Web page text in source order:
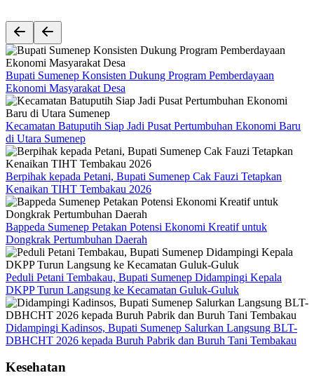
Bupati Sumenep Konsisten Dukung Program Pemberdayaan
Ekonomi Masyarakat Desa
Kecamatan Batuputih Siap Jadi Pusat Pertumbuhan Ekonomi Baru
di Utara Sumenep
Berpihak kepada Petani, Bupati Sumenep Cak Fauzi Tetapkan
Kenaikan TIHT Tembakau 2026
Bappeda Sumenep Petakan Potensi Ekonomi Kreatif untuk
Dongkrak Pertumbuhan Daerah
Peduli Petani Tembakau, Bupati Sumenep Didampingi Kepala
DKPP Turun Langsung ke Kecamatan Guluk-Guluk
Didampingi Kadinsos, Bupati Sumenep Salurkan Langsung BLT-
DBHCHT 2026 kepada Buruh Pabrik dan Buruh Tani Tembakau
Kesehatan